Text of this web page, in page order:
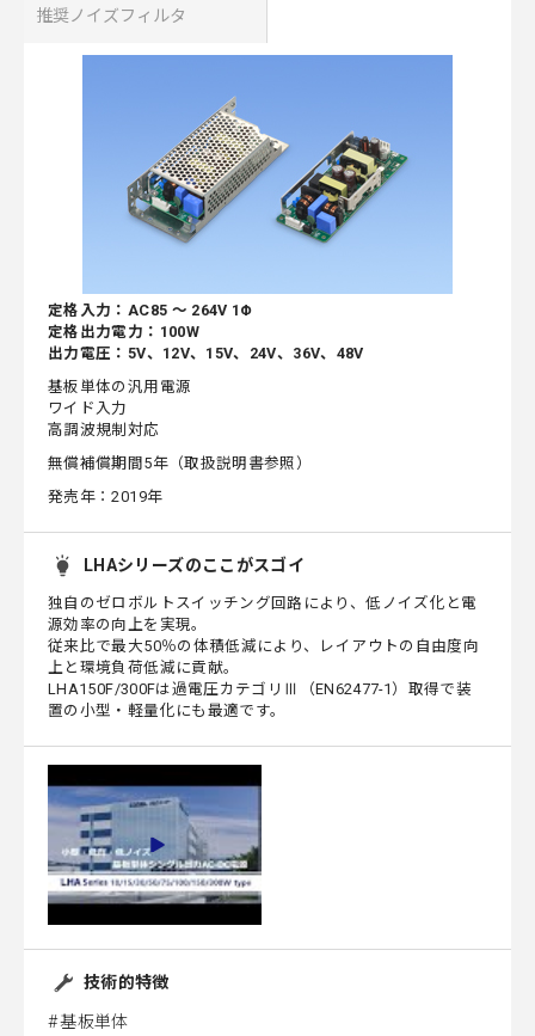
推奨ノイズフィルタ
定格入力：AC85 ～ 264V 1Φ
定格出力電力：100W
出力電圧：5V、12V、15V、24V、36V、48V
基板単体の汎用電源
ワイド入力
高調波規制対応
無償補償期間5年（取扱説明書参照）
発売年：2019年
LHAシリーズのここがスゴイ
独自のゼロボルトスイッチング回路により、低ノイズ化と電
源効率の向上を実現。
従来比で最大50％の体積低減により、レイアウトの自由度向
上と環境負荷低減に貢献。
LHA150F/300Fは過電圧カテゴリⅢ（EN62477-1）取得で装
置の小型・軽量化にも最適です。
技術的特徴
基板単体